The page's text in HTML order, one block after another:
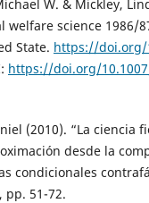
W. & Mickley,
welfare science 1986/
State. https://doi.org/
https://doi.org/
(2010). “La ciencia
desde la
condicionales
pp. 51-72.